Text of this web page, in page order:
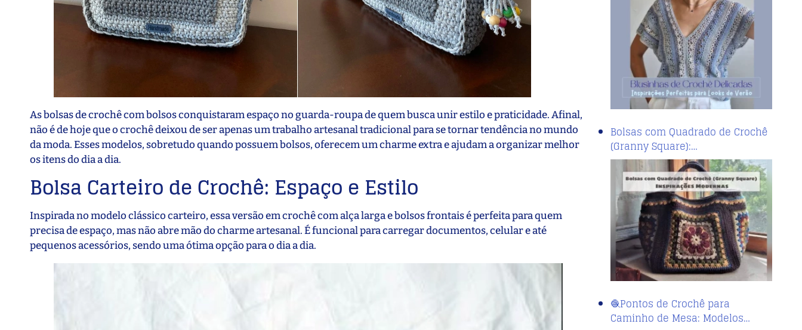
As bolsas de crochê com bolsos conquistaram espaço no guarda-roupa de quem busca unir estilo e praticidade. Afinal,
não é de hoje que o crochê deixou de ser apenas um trabalho artesanal tradicional para se tornar tendência no mundo
da moda. Esses modelos, sobretudo quando possuem bolsos, oferecem um charme extra e ajudam a organizar melhor
os itens do dia a dia.
Bolsa Carteiro de Crochê: Espaço e Estilo
Inspirada no modelo clássico carteiro, essa versão em crochê com alça larga e bolsos frontais é perfeita para quem
precisa de espaço, mas não abre mão do charme artesanal. É funcional para carregar documentos, celular e até
pequenos acessórios, sendo uma ótima opção para o dia a dia.
Bolsas com Quadrado de Crochê
(Granny Square):…
🧶Pontos de Crochê para
Caminho de Mesa: Modelos…